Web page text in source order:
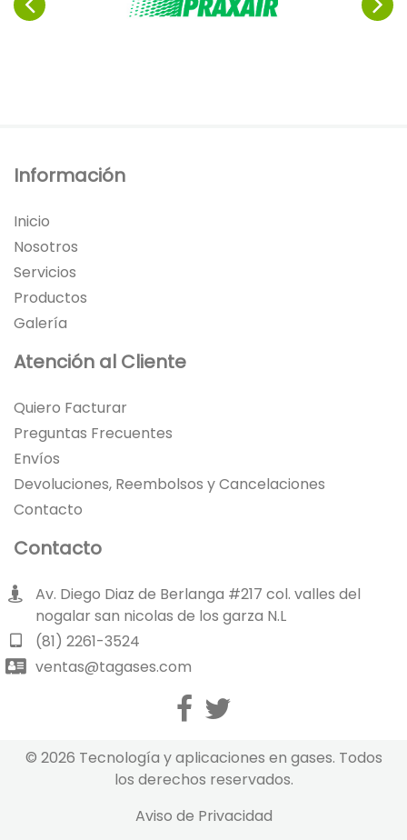
Información
Inicio
Nosotros
Servicios
Productos
Galería
Atención al Cliente
Quiero Facturar
Preguntas Frecuentes
Envíos
Devoluciones, Reembolsos y Cancelaciones
Contacto
Contacto
Av. Diego Diaz de Berlanga #217 col. valles del
nogalar san nicolas de los garza N.L
(81) 2261-3524
ventas@tagases.com
© 2026 Tecnología y aplicaciones en gases. Todos
los derechos reservados.
Aviso de Privacidad